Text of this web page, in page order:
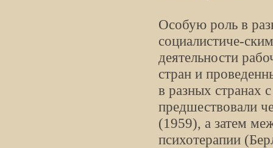
Особую роль в
социалистиче-
деятельности
стран и
в разных странах
предшествовали
(1959), а затем
психотерапии